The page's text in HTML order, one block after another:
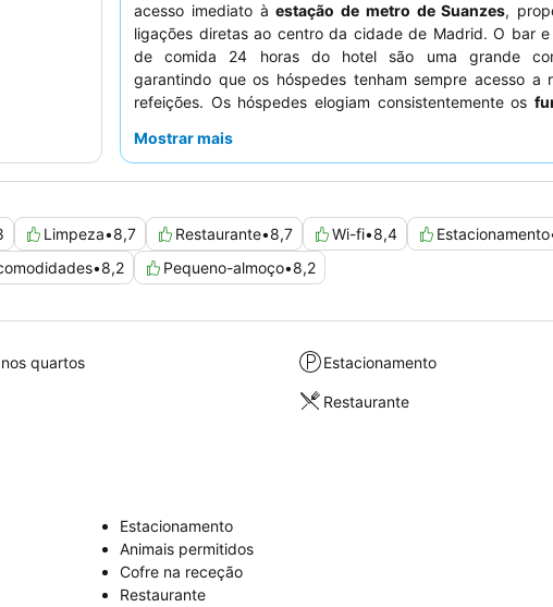
acesso imediato àestação de metro de Suanzes,
ligações diretas ao centro da cidade de Madrid. O bar
de comida 24 horas do hotel são uma grande
garantindo que os hóspedes tenham sempre acesso a
refeições. Os hóspedes elogiam consistentemente os
almoço, que apresenta uma vasta gama de opções.
Mostrar mais
Limpeza•8,7 Restaurante•8,7 Wi-fi•8,4 Estacionamento
•8,2 Pequeno-almoço•8,2
quartos Estacionamento
Restaurante
Estacionamento
Animais permitidos
Cofre na receção
Restaurante